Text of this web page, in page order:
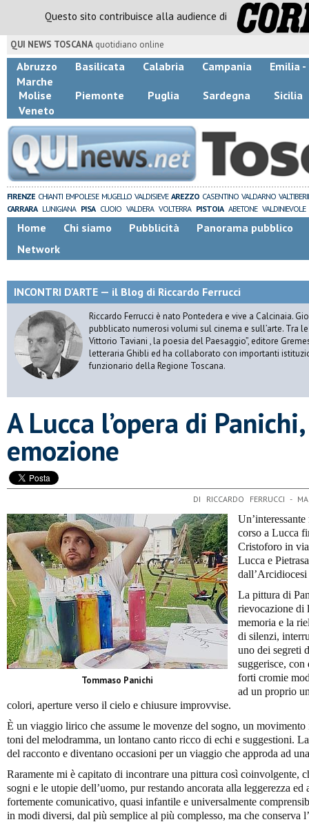
Questo sito contribuisce alla audience di
QUI NEWS TOSCANA quotidiano online
Abruzzo Basilicata Calabria Campania
Emilia -
Marche
Molise
Piemonte Puglia Sardegna
Sicilia
Veneto
FIRENZE CHIANTI EMPOLESE MUGELLO VALDISIEVE AREZZO CASENTINO VALDARNO
CARRARA LUNIGIANA PISA CUOIO VALDERA VOLTERRA PISTOIA ABETONE VALDINIEVOLE
Home Chi siamo Pubblicità
Panorama pubblico
Network
INCONTRI D'ARTE — il Blog di Riccardo Ferrucci
Riccardo Ferrucci è nato Pontedera e vive a Calcinaia.
pubblicato numerosi volumi sul cinema e sull’arte. Tra
Vittorio Taviani , la poesia del Paesaggio”, editore
letteraria Ghibli ed ha collaborato con importanti
funzionario della Regione Toscana.
A Lucca l’opera di
emozione
DI RICCARDO FERRUCCI -
Tommaso Panichi
corso a Lucca
Cristoforo in
Lucca e
La pittura di
rievocazione di
memoria e la
di silenzi,
uno dei segreti
suggerisce,
forti cromie
ad un proprio
colori, aperture verso il cielo e chiusure improvvise.
È un viaggio lirico che assume le movenze del sogno, un
toni del melodramma, un lontano canto ricco di echi e suggestioni.
del racconto e diventano occasioni per un viaggio che approda ad
Raramente mi è capitato di incontrare una pittura così coinvolgente,
sogni e le utopie dell’uomo, pur restando ancorata alla leggerezza
fortemente comunicativo, quasi infantile e universalmente
in modi diversi, dal più semplice al più complesso, ma che conserva